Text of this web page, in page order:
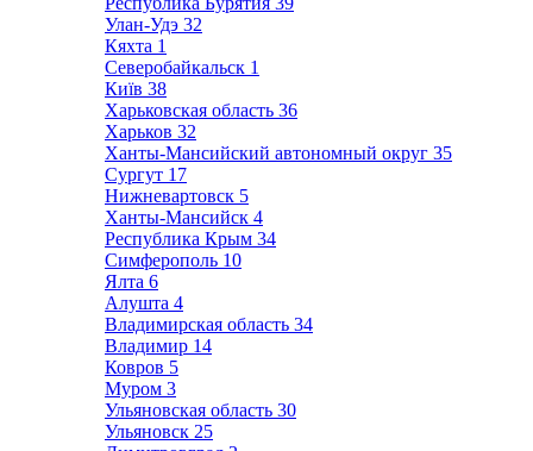
Улан-Удэ 32
Кяхта 1
Северобайкальск 1
Київ 38
Харьковская область 36
Харьков 32
Ханты-Мансийский автономный округ 35
Сургут 17
Нижневартовск 5
Ханты-Мансийск 4
Республика Крым 34
Симферополь 10
Ялта 6
Алушта 4
Владимирская область 34
Владимир 14
Ковров 5
Муром 3
Ульяновская область 30
Ульяновск 25